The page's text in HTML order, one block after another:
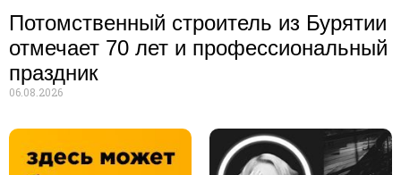
Потомственный строитель из Бурятии
отмечает 70 лет и профессиональный
праздник
06.08.2026